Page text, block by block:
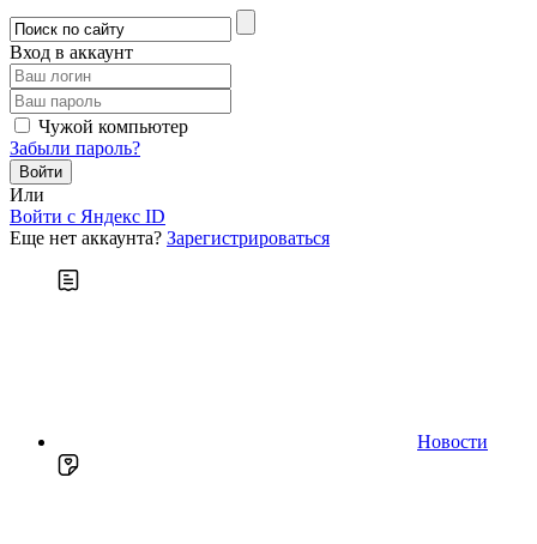
Вход в аккаунт
Чужой компьютер
Забыли пароль?
Или
Войти c Яндекс ID
Еще нет аккаунта? Зарегистрироваться
Новости